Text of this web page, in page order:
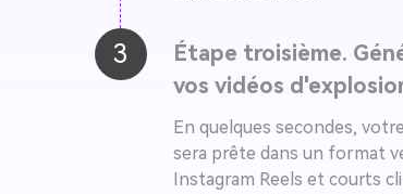
3
Étape troisième.
vos vidéos
En quelques secondes,
sera prête dans un format
Instagram Reels et courts